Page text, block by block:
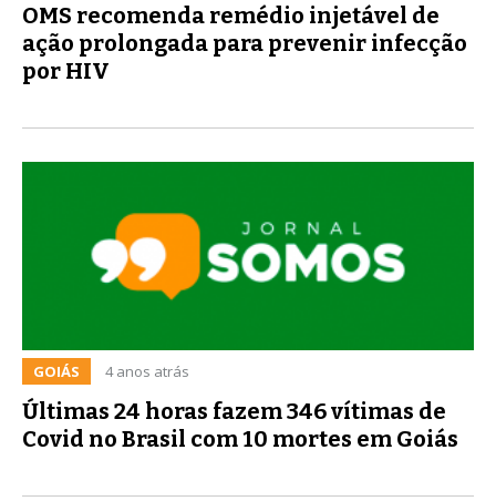
OMS recomenda remédio injetável de
ação prolongada para prevenir infecção
por HIV
GOIÁS 4 anos atrás
Últimas 24 horas fazem 346 vítimas de
Covid no Brasil com 10 mortes em Goiás